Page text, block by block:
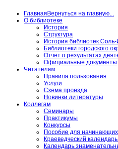
Главная Вернуться на главную...
О библиотеке
История
Структура
История библиотек Соль-
Библиотеки городского
Отчет о результатах
Официальные документы
Читателям
Правила пользования
Услуги
Схема проезда
Новинки литературы
Коллегам
Семинары
Практикумы
Конкурсы
Пособие для
Краеведческий
Календарь